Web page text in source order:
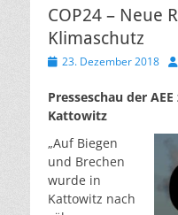
COP24 – Neue
Klimaschutz
Veröffentlicht
23. Dezember 2018
Presseschau der
Kattowitz
„Auf Biegen
und Brechen
wurde in
Kattowitz nach